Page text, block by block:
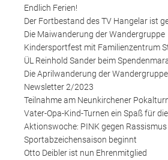
Endlich Ferien!
Der Fortbestand des TV Hangelar ist
Die Maiwanderung der Wandergruppe
Kindersportfest mit Familienzentrum
ÜL Reinhold Sander beim
Die Aprilwanderung der Wandergruppe
Newsletter 2/2023
Teilnahme am Neunkirchener
Vater-Opa-Kind-Turnen ein Spaß für
Aktionswoche: PINK gegen Rassismus
Sportabzeichensaison beginnt
Otto Deibler ist nun Ehrenmitglied